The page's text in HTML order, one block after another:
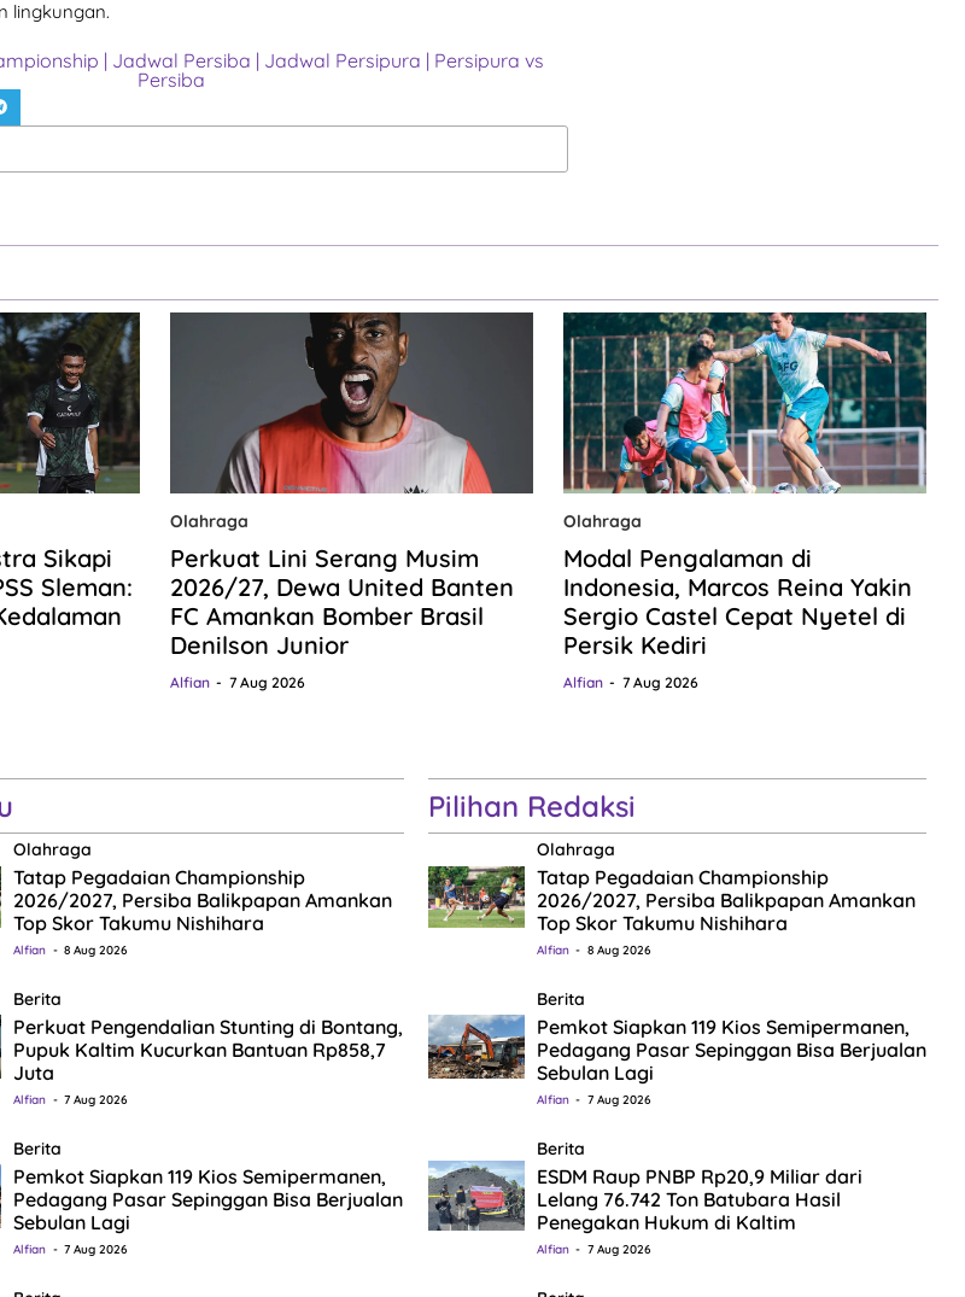
lingkungan.
| Jadwal Persiba | Jadwal Persipura | Persipura vs
Persiba
Sikapi
Sleman:
Olahraga
Perkuat Lini Serang Musim
2026/27, Dewa United Banten
FC Amankan Bomber Brasil
Denilson Junior
Alfian 7 Aug 2026
Olahraga
Modal Pengalaman di
Indonesia, Marcos Reina Yakin
Sergio Castel Cepat Nyetel di
Persik Kediri
Alfian 7 Aug 2026
Olahraga
Tatap Pegadaian Championship
2026/2027, Persiba Balikpapan Amankan
Top Skor Takumu Nishihara
Alfian 8 Aug 2026
Berita
Perkuat Pengendalian Stunting di Bontang,
Pupuk Kaltim Kucurkan Bantuan Rp858,7
Juta
Alfian 7 Aug 2026
Berita
Pemkot Siapkan 119 Kios Semipermanen,
Pedagang Pasar Sepinggan Bisa Berjualan
Sebulan Lagi
Alfian 7 Aug 2026
Pilihan Redaksi
Olahraga
Tatap Pegadaian Championship
2026/2027, Persiba Balikpapan Amankan
Top Skor Takumu Nishihara
Alfian 8 Aug 2026
Berita
Pemkot Siapkan 119 Kios Semipermanen,
Pedagang Pasar Sepinggan Bisa Berjualan
Sebulan Lagi
Alfian 7 Aug 2026
Berita
ESDM Raup PNBP Rp20,9 Miliar dari
Lelang 76.742 Ton Batubara Hasil
Penegakan Hukum di Kaltim
Alfian 7 Aug 2026